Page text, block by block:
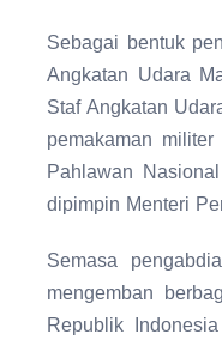
Sebagai bentuk
Angkatan Udara
Staf Angkatan
pemakaman
Pahlawan
dipimpin Menteri
Semasa
mengemban
Republik